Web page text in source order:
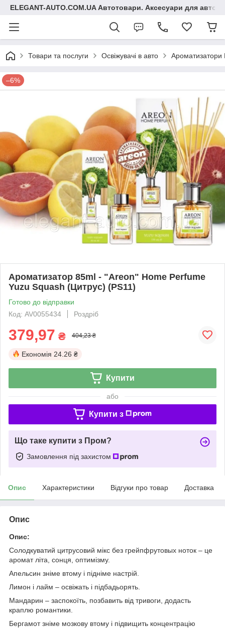
ELEGANT-AUTO.COM.UA Автотовари. Аксесуари для авто
Товари та послуги Освіжувачі в авто Ароматизатори
–6%
Ароматизатор 85ml - "Areon" Нome Perfume
Yuzu Squash (Цитрус) (PS11)
Готово до відправки
Код: AV0055434
Роздріб
379,97 ₴ 404,23 ₴
Економія 24.26 ₴
Купити
або
Купити з
Що таке купити з Пром?
Замовлення під захистом
Опис Характеристики Відгуки про товар Доставка
Опис
Опис:
Солодкуватий цитрусовий мікс без грейпфрутовых ноток – це
аромат літа, сонця, оптимізму.
Апельсин зніме втому і підніме настрій.
Лимон і лайм – освіжать і підбадьорять.
Мандарин – заспокоїть, позбавить від тривоги, додасть
краплю романтики.
Бергамот зніме мозкову втому і підвищить концентрацію